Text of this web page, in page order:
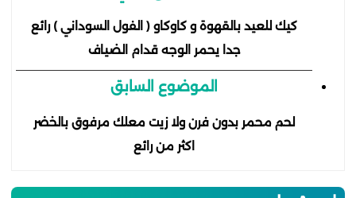
كيك للعيد بالقهوة و كاوكاو ( الفول السوداني ) رائع
جدا يحمر الوجه قدام الضياف
الموضوع السابق
لحم محمر بدون فرن ولا زيت معلك مرفوق بالخضر
اكثر من رائع